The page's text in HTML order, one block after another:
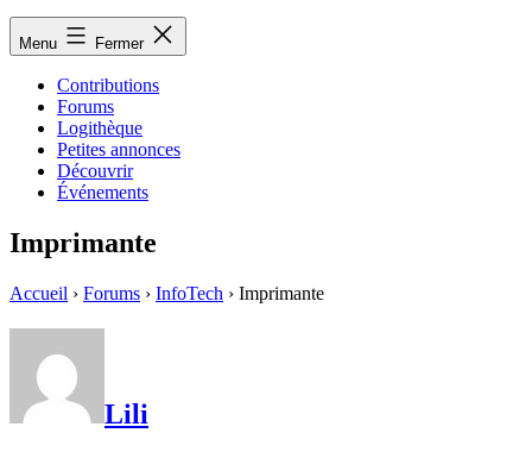
Menu Fermer
Contributions
Forums
Logithèque
Petites annonces
Découvrir
Événements
Imprimante
Accueil › Forums › InfoTech › Imprimante
Lili